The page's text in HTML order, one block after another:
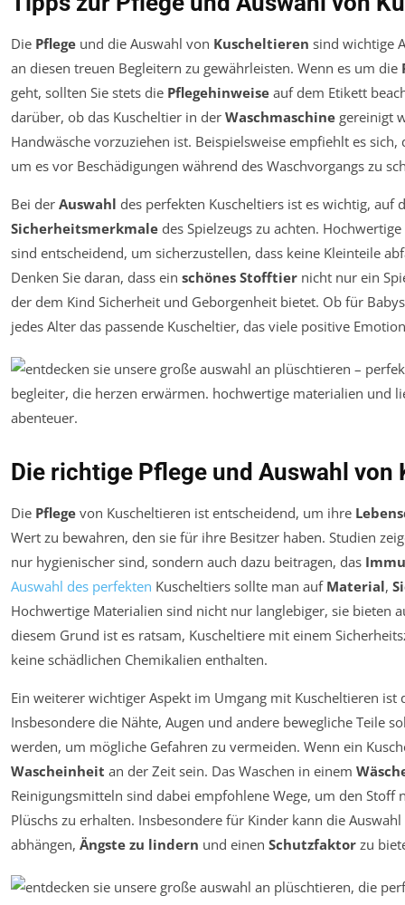
Die Pflege und die Auswahl von Kuscheltieren sind wichtige
an diesen treuen Begleitern zu gewährleisten. Wenn es um die
geht, sollten Sie stets die Pflegehinweise auf dem Etikett
darüber, ob das Kuscheltier in der Waschmaschine gereinigt
Handwäsche vorzuziehen ist. Beispielsweise empfiehlt es
um es vor Beschädigungen während des Waschvorgangs zu
Bei der Auswahl des perfekten Kuscheltiers ist es wichtig, auf
Sicherheitsmerkmale des Spielzeugs zu achten.
sind entscheidend, um sicherzustellen, dass keine Kleinteile
Denken Sie daran, dass ein schönes Stofftier nicht nur ein
der dem Kind Sicherheit und Geborgenheit bietet. Ob für
jedes Alter das passende Kuscheltier, das viele positive
Die richtige Pflege und Auswahl von
Die Pflege von Kuscheltieren ist entscheidend, um ihre
Wert zu bewahren, den sie für ihre Besitzer haben. Studien
nur hygienischer sind, sondern auch dazu beitragen, das
Auswahl des perfekten Kuscheltiers sollte man auf Material,
Hochwertige Materialien sind nicht nur langlebiger, sie bieten
diesem Grund ist es ratsam, Kuscheltiere mit einem
keine schädlichen Chemikalien enthalten.
Ein weiterer wichtiger Aspekt im Umgang mit Kuscheltieren
Insbesondere die Nähte, Augen und andere bewegliche Teile
werden, um mögliche Gefahren zu vermeiden. Wenn ein
Wascheinheit an der Zeit sein. Das Waschen in einem
Reinigungsmitteln sind dabei empfohlene Wege, um den Stoff
Plüschs zu erhalten. Insbesondere für Kinder kann die
abhängen, Ängste zu lindern und einen Schutzfaktor zu